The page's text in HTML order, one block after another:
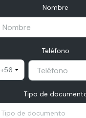
Nombre
Teléfono
+56
Tipo de
Tipo de documento